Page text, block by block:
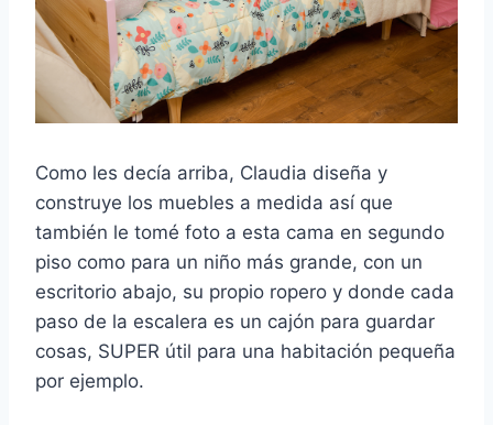
Como les decía arriba, Claudia diseña y
construye los muebles a medida así que
también le tomé foto a esta cama en segundo
piso como para un niño más grande, con un
escritorio abajo, su propio ropero y donde cada
paso de la escalera es un cajón para guardar
cosas, SUPER útil para una habitación pequeña
por ejemplo.